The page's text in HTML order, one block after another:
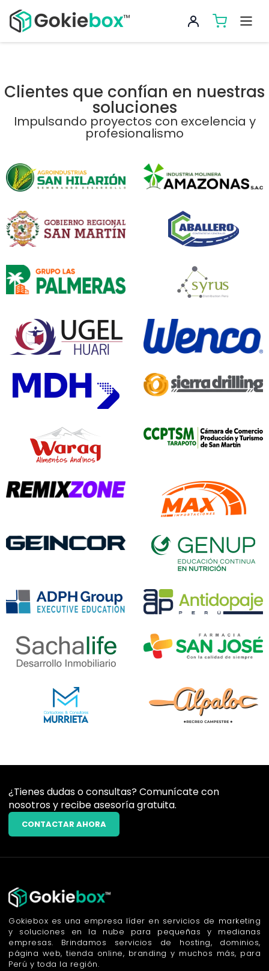
Clientes que confían en nuestras
soluciones
Impulsando proyectos con excelencia y
profesionalismo
¿Tienes dudas o consultas? Comunícate con
nosotros y recibe asesoría gratuita.
CONTACTAR AHORA
Gokiebox es una empresa líder en servicios de marketing
y soluciones en la nube para pequeñas y medianas
empresas. Brindamos servicios de hosting, dominios,
página web, tienda online, branding y muchos más, para
Perú y toda la región.